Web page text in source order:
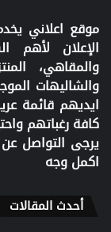
موقع اعلاني
الإعلان لأهم
والمقاهي،
والشاليهات
ايديهم قائمة
كافة رغباتهم
يرجى التواصل
اكمل وجه
أحدث المقالات